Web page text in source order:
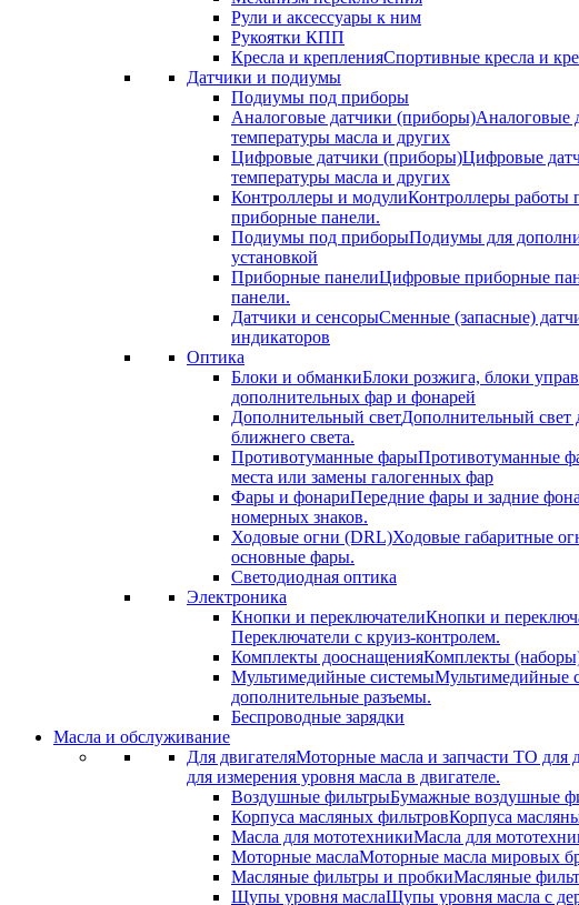
Рули и аксессуары к ним
Рукоятки КПП
Кресла и крепленияСпортивные кресла и
Датчики и подиумы
Подиумы под приборы
Аналоговые датчики (приборы)Аналоговые
температуры масла и других
Цифровые датчики (приборы)Цифровые
температуры масла и других
Контроллеры и модулиКонтроллеры работы
приборные панели.
Подиумы под приборыПодиумы для
установкой
Приборные панелиЦифровые приборные
панели.
Датчики и сенсорыСменные (запасные)
индикаторов
Оптика
Блоки и обманкиБлоки розжига, блоки
дополнительных фар и фонарей
Дополнительный светДополнительный свет
ближнего света.
Противотуманные фарыПротивотуманные
места или замены галогенных фар
Фары и фонариПередние фары и задние
номерных знаков.
Ходовые огни (DRL)Ходовые габаритные
основные фары.
Светодиодная оптика
Электроника
Кнопки и переключателиКнопки и
Переключатели с круиз-контролем.
Комплекты дооснащенияКомплекты
Мультимедийные системыМультимедийные
дополнительные разъемы.
Беспроводные зарядки
Масла и обслуживание
Для двигателяМоторные масла и запчасти ТО для
для измерения уровня масла в двигателе.
Воздушные фильтрыБумажные воздушные
Корпуса масляных фильтровКорпуса
Масла для мототехникиМасла для
Моторные маслаМоторные масла мировых
Масляные фильтры и пробкиМасляные
Щупы уровня маслаЩупы уровня масла с